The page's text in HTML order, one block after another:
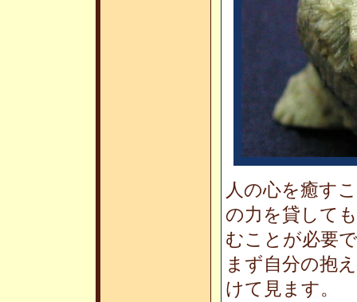
人の心を癒す
の力を貸して
むことが必要
まず自分の抱
けて見ます。